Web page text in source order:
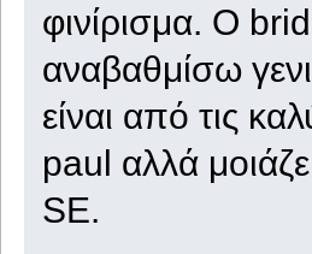
φινίρισμα. Ο
αναβαθμίσω
είναι από τις
paul αλλά
SE.